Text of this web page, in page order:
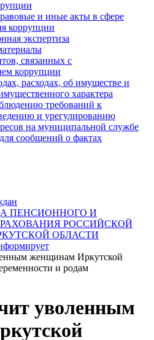
уволенным
и иные акты в сфере
коррупции
экспертиза
связанных с
коррупции
расходах, об имуществе и
характера
требований к
и урегулированию
на муниципальной службе
сообщений о фактах
ПЕНСИОННОГО И
РОССИЙСКОЙ
ОБЛАСТИ
женщинам Иркутской
и родам